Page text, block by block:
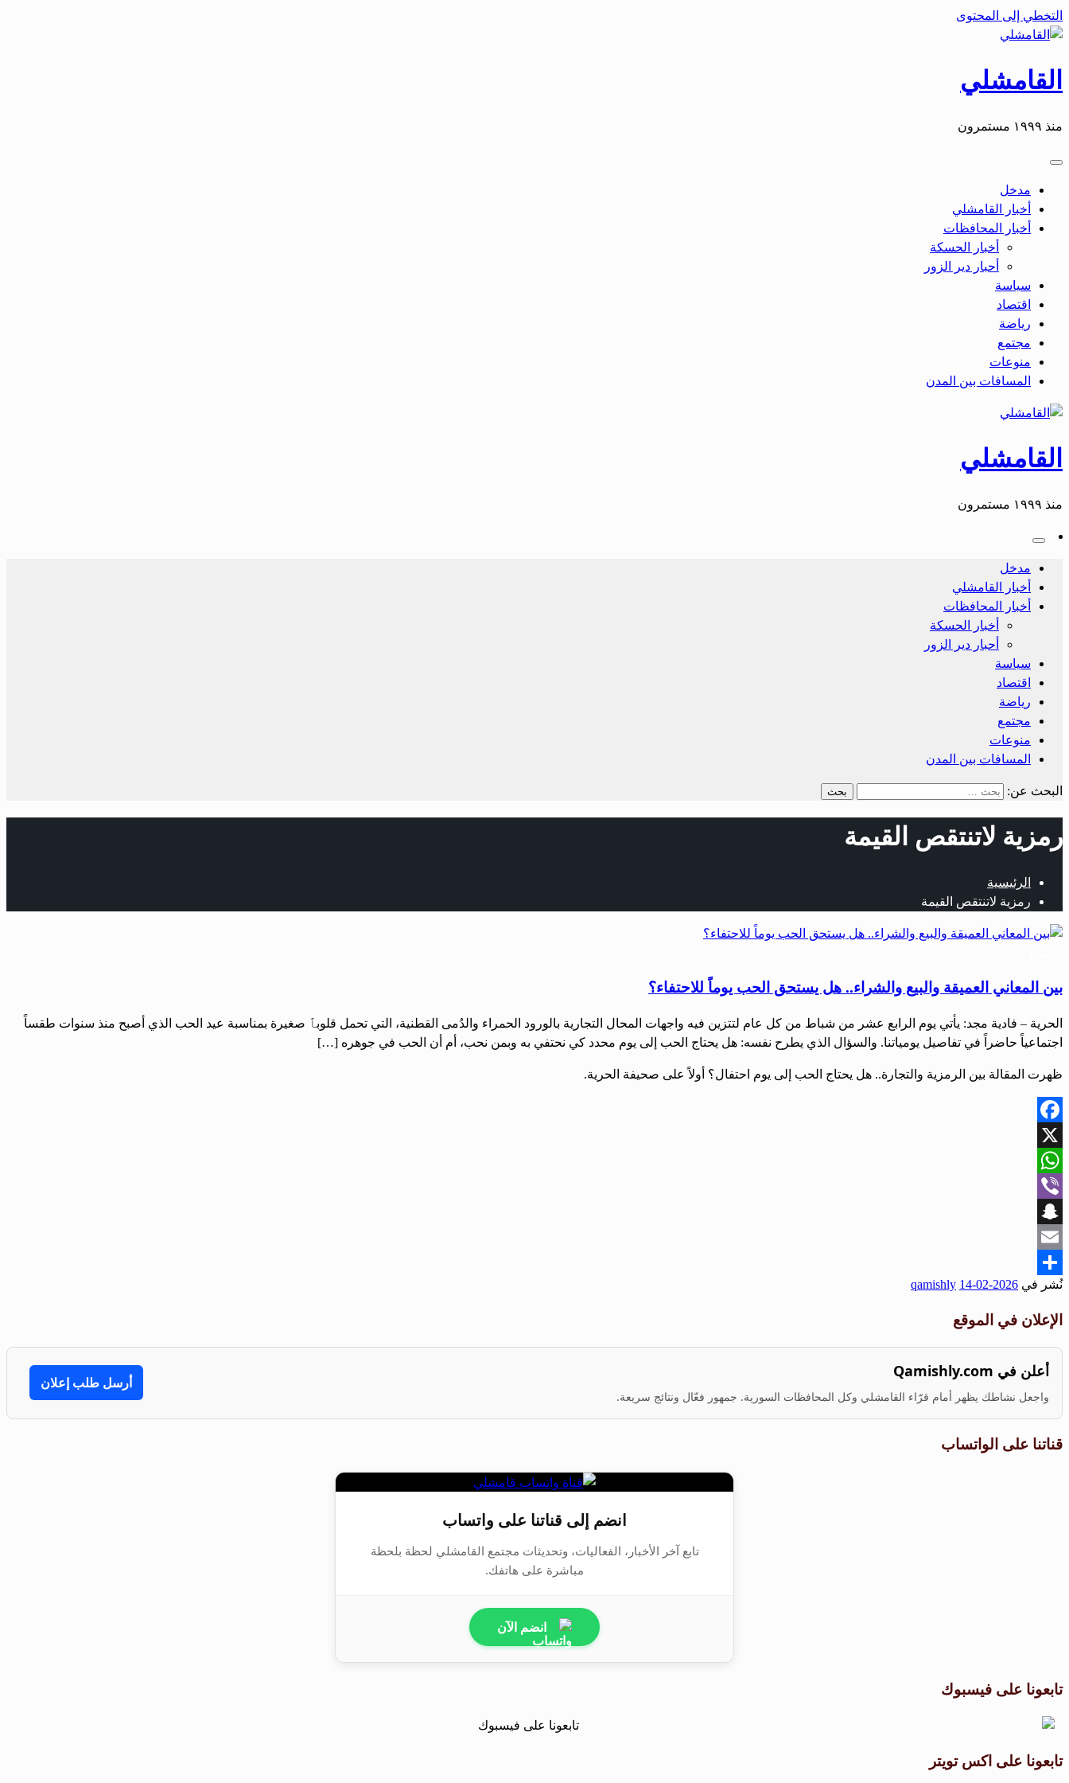
التخطي إلى المحتوى
القامشلي
منذ ١٩٩٩ مستمرون
مدخل
أخبار القامشلي
أخبار المحافظات
أخبار الحسكة
أحبار دير الزور
سياسة
اقتصاد
رياضة
مجتمع
منوعات
المسافات بين المدن
القامشلي
منذ ١٩٩٩ مستمرون
مدخل
أخبار القامشلي
أخبار المحافظات
أخبار الحسكة
أحبار دير الزور
سياسة
اقتصاد
رياضة
مجتمع
منوعات
المسافات بين المدن
البحث عن:
‏رمزية لاتنتقص القيمة
الرئيسية
‏رمزية لاتنتقص القيمة
بين المعاني العميقة والبيع والشراء.. هل يستحق الحب يوماً للاحتفاء؟
‏‏الحرية – فادية مجد: ‏‏يأتي يوم الرابع عشر من شباط من كل عام لتتزين فيه واجهات المحال التجارية بالورود الحمراء والدُمى القطنية، التي تحمل قلوبٱ صغيرة بمناسبة عيد الحب الذي أصبح منذ سنوات طقساً
اجتماعياً حاضراً في تفاصيل يومياتنا. ‏والسؤال الذي يطرح نفسه: هل يحتاج الحب إلى يوم محدد كي نحتفي به وبمن نحب، أم أن الحب في جوهره […]
ظهرت المقالة بين الرمزية والتجارة.. هل يحتاج الحب إلى يوم احتفال؟ أولاً على صحيفة الحرية.
Facebook
X
WhatsApp
Viber
Snapchat
Email
Share
نُشر في 2026-02-14
qamishly
الإعلان في الموقع
أعلن في Qamishly.com
واجعل نشاطك يظهر أمام قرّاء القامشلي وكل المحافظات السورية. جمهور فعّال ونتائج سريعة.
أرسل طلب إعلان
قناتنا على الواتساب
انضم إلى قناتنا على واتساب
تابع آخر الأخبار، الفعاليات، وتحديثات مجتمع القامشلي لحظة بلحظة
مباشرة على هاتفك.
انضم الآن
تابعونا على فيسبوك
تابعونا على اكس تويتر